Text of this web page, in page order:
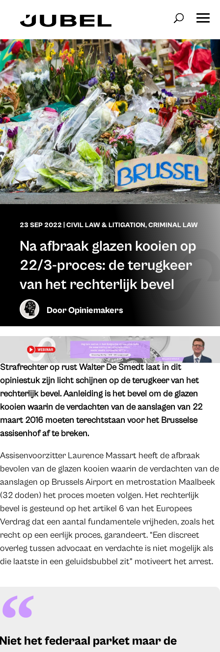
23 SEP 2022 CIVIL LAW & LITIGATION,CRIMINAL LAW
Na afbraak glazen kooien op
22/3-proces: de terugkeer
van het rechterlijk bevel
DoorOpiniemakers
Strafrechter op rust Walter De Smedt laat in dit
opiniestuk zijn licht schijnen op de terugkeer van het
rechterlijk bevel. Aanleiding is het bevel om de glazen
kooien waarin de verdachten van de aanslagen van 22
maart 2016 moeten terechtstaan voor het Brusselse
assisenhof af te breken.
Assisenvoorzitter Laurence Massart heeft de afbraak
bevolen van de glazen kooien waarin de verdachten van de
aanslagen op Brussels Airport en metrostation Maalbeek
(32 doden) het proces moeten volgen. Het rechterlijk
bevel is gesteund op het artikel 6 van het Europees
Verdrag dat een aantal fundamentele vrijheden, zoals het
recht op een eerlijk proces, garandeert. “Een discreet
overleg tussen advocaat en verdachte is niet mogelijk als
die laatste in een geluidsbubbel zit” motiveert het arrest.
het federaal parket maar de